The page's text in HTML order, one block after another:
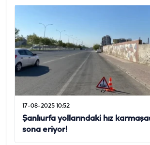
17-08-2025 10:52
Şanlıurfa yollarındaki hız
sona eriyor!